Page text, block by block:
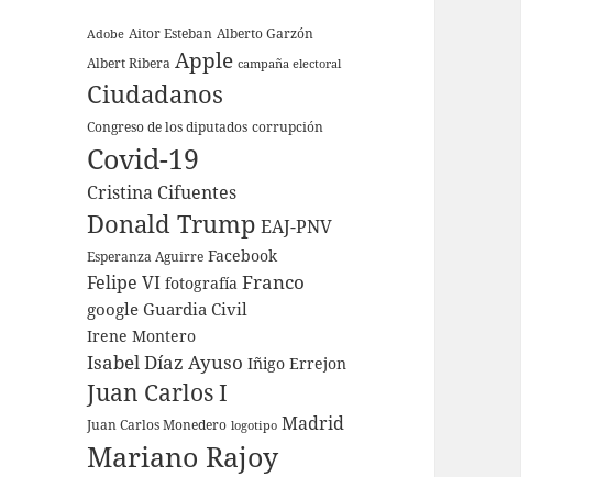
Adobe Aitor Esteban Alberto Garzón
Albert Ribera Apple campaña electoral
Ciudadanos
Congreso de los diputados corrupción
Covid-19
Cristina Cifuentes
Donald Trump EAJ-PNV
Esperanza Aguirre Facebook
Felipe VI fotografía Franco
google Guardia Civil
Irene Montero
Isabel Díaz Ayuso Iñigo Errejon
Juan Carlos I
Juan Carlos Monedero logotipo Madrid
Mariano Rajoy